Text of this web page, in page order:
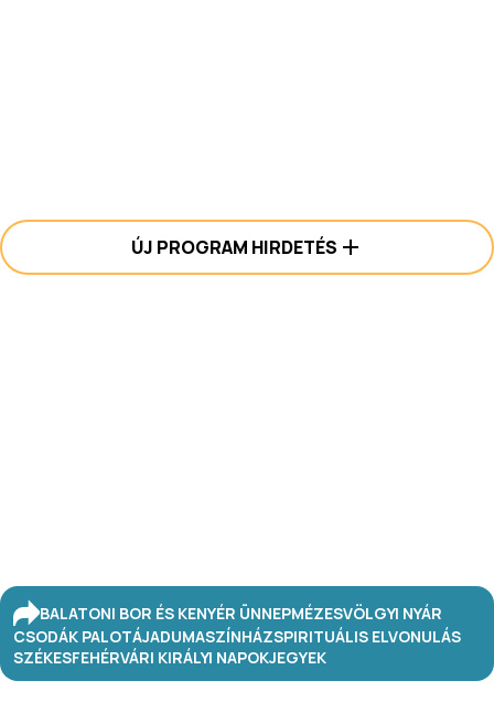
ÚJ PROGRAM HIRDETÉS
BALATONI BOR ÉS KENYÉR ÜNNEPMÉZESVÖLGYI NYÁR
CSODÁK PALOTÁJADUMASZÍNHÁZSPIRITUÁLIS ELVONULÁS
SZÉKESFEHÉRVÁRI KIRÁLYI NAPOKJEGYEK